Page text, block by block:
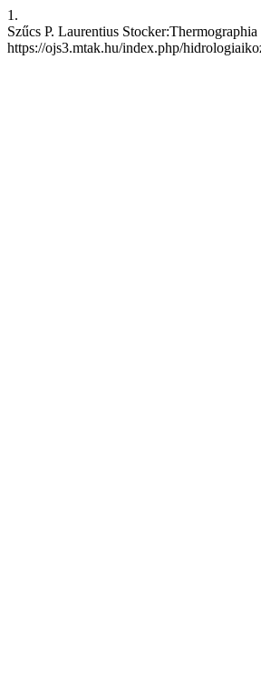
1.
Szűcs P. Laurentius
https://ojs3.mtak.hu/index.php/